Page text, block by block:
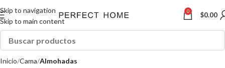
Skip to navigation
Skip to main content
0 $0.00
Inicio Cama Almohadas